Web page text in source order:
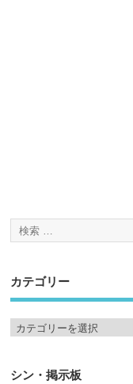
カテゴリー
シン・掲示板